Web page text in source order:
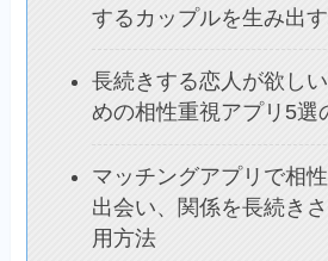
するカップルを生み出
長続きする恋人が欲し
めの相性重視アプリ5選
マッチングアプリで相
出会い、関係を長続き
用方法